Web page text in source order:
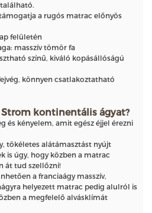
a rugós matrac előnyös
felületén
masszív tömör fa
színű, kiváló kopásállóságú
könnyen csatlakoztatható
kontinentális ágyat?
és kényelem, amit egész éjjel érezni
tökéletes alátámasztást nyújt
is úgy, hogy közben a matrac
át tud szellőzni!
a franciaágy masszív,
helyezett matrac pedig alulról is
a megfelelő alvásklímát